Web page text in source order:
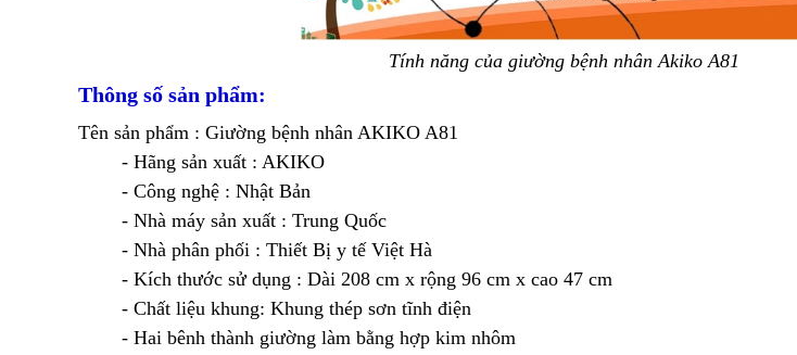
Tính năng của giường bệnh nhân Akiko A81
Thông số sản phẩm:
Tên sản phẩm : Giường bệnh nhân AKIKO A81
- Hãng sản xuất : AKIKO
- Công nghệ : Nhật Bản
- Nhà máy sản xuất : Trung Quốc
- Nhà phân phối : Thiết Bị y tế Việt Hà
- Kích thước sử dụng : Dài 208 cm x rộng 96 cm x cao 47 cm
- Chất liệu khung: Khung thép sơn tĩnh điện
- Hai bênh thành giường làm bằng hợp kim nhôm